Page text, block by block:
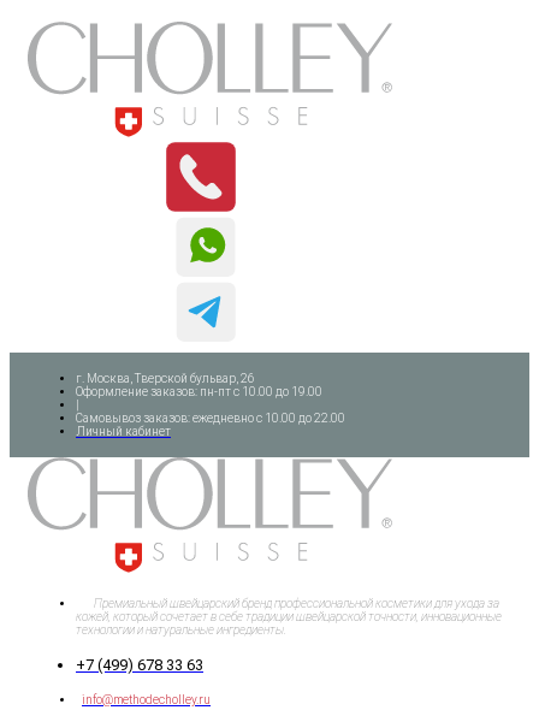
г. Москва, Тверской бульвар, 26
Оформление заказов: пн-пт с 10.00 до 19.00
Самовывоз заказов: ежедневно с 10.00 до 22.00
Личный кабинет
Премиальный швейцарский бренд профессиональной косметики для ухода за
кожей, который сочетает в себе традиции швейцарской точности, инновационные
технологии и натуральные ингредиенты.
+7 (499) 678 33 63
info@methodecholley.ru